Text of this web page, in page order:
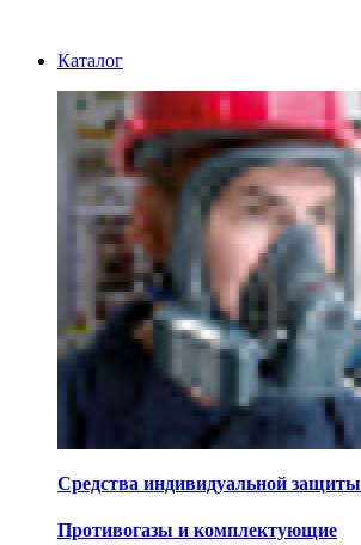
Каталог
Средства индивидуальной защиты
Противогазы и комплектующие